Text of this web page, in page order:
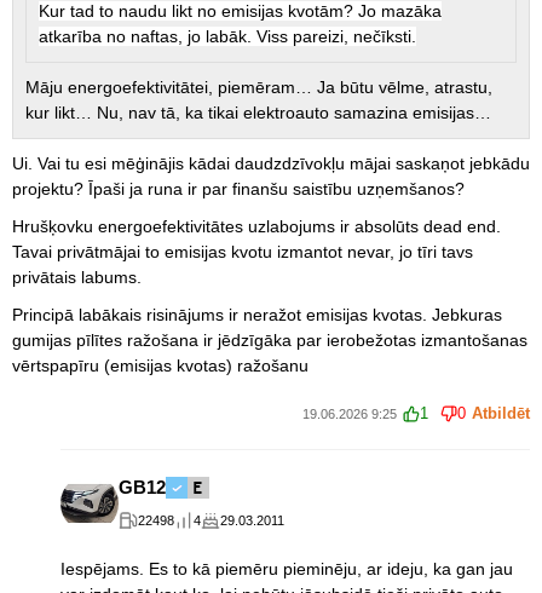
Kur tad to naudu likt no emisijas kvotām? Jo mazāka
atkarība no naftas, jo labāk. Viss pareizi, nečīksti.
Māju energoefektivitātei, piemēram… Ja būtu vēlme, atrastu,
kur likt… Nu, nav tā, ka tikai elektroauto samazina emisijas…
Ui. Vai tu esi mēģinājis kādai daudzdzīvokļu mājai saskaņot jebkādu
projektu? Īpaši ja runa ir par finanšu saistību uzņemšanos?
Hrušķovku energoefektivitātes uzlabojums ir absolūts dead end.
Tavai privātmājai to emisijas kvotu izmantot nevar, jo tīri tavs
privātais labums.
Principā labākais risinājums ir neražot emisijas kvotas. Jebkuras
gumijas pīlītes ražošana ir jēdzīgāka par ierobežotas izmantošanas
vērtspapīru (emisijas kvotas) ražošanu
19.06.2026 9:25 1 0 Atbildēt
GB12
22498 4 29.03.2011
Iespējams. Es to kā piemēru pieminēju, ar ideju, ka gan jau